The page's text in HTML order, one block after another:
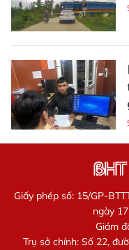
Giấy phép số: 15/GP-
ngày
Giám
Trụ sở chính: Số 22,